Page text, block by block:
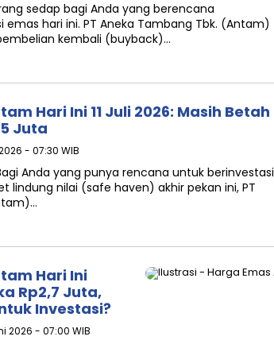
sedap bagi Anda yang berencana
hari ini. PT Aneka Tambang Tbk. (Antam)
kembali (buyback)…
Hari Ini 11 Juli 2026: Masih Betah
Juta
- 07:30 WIB
Anda yang punya rencana untuk berinvestasi
lindung nilai (safe haven) akhir pekan ini, PT
Hari Ini
Rp2,7 Juta,
Investasi?
2026 - 07:00 WIB